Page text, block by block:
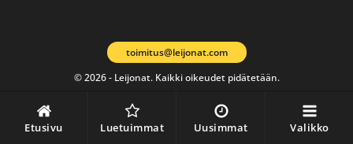
Etusivu Luetuimmat Uusimmat Valikko
© 2026 - Leijonat. Kaikki oikeudet pidätetään.
toimitus@leijonat.com